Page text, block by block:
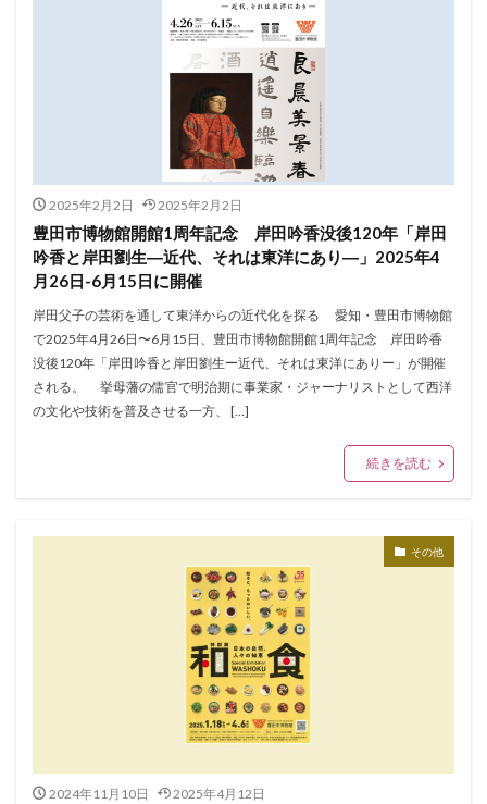
2025年2月2日 2025年2月2日
豊田市博物館開館1周年記念 岸田吟香没後120年「岸田
吟香と岸田劉生―近代、それは東洋にあり―」2025年4
月26日-6月15日に開催
岸田父子の芸術を通して東洋からの近代化を探る 愛知・豊田市博物館
で2025年4月26日〜6月15日、豊田市博物館開館1周年記念 岸田吟香
没後120年「岸田吟香と岸田劉生ー近代、それは東洋にありー」が開催
される。 挙母藩の儒官で明治期に事業家・ジャーナリストとして西洋
の文化や技術を普及させる一方、 […]
続きを読む
その他
2024年11月10日 2025年4月12日